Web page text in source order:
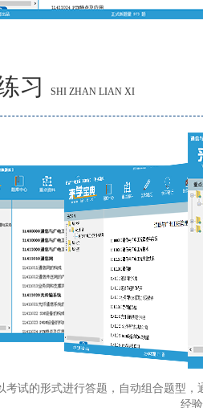
习 SHI ZHAN LIAN XI
考试的形式进行答题，自动组合题型
经